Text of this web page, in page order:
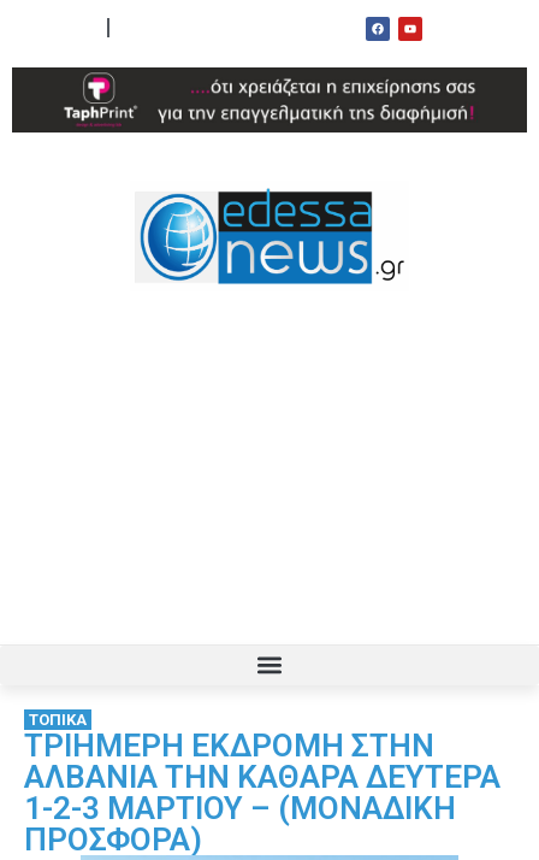
ΤΟΠΙΚΑ
ΤΡΙΗΜΕΡΗ ΕΚΔΡΟΜΗ ΣΤΗΝ
ΑΛΒΑΝΙΑ ΤΗΝ ΚΑΘΑΡΑ ΔΕΥΤΕΡΑ
1-2-3 ΜΑΡΤΙΟΥ – (ΜΟΝΑΔΙΚΗ
ΠΡΟΣΦΟΡΑ)